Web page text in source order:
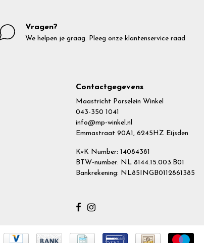
Vragen?
We helpen je graag. Pleeg onze klantenservice raad
Contactgegevens
Maastricht Porselein Winkel
043-350 1041
info@mp-winkel.nl
Emmastraat 90A1, 6245HZ Eijsden
KvK Number: 14084381
BTW-number: NL 8144.15.003.B01
Bankrekening: NL85INGB0112861385